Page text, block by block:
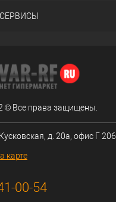
© Все права защищены.
д. 20а, офис Г 206
карте
00-54